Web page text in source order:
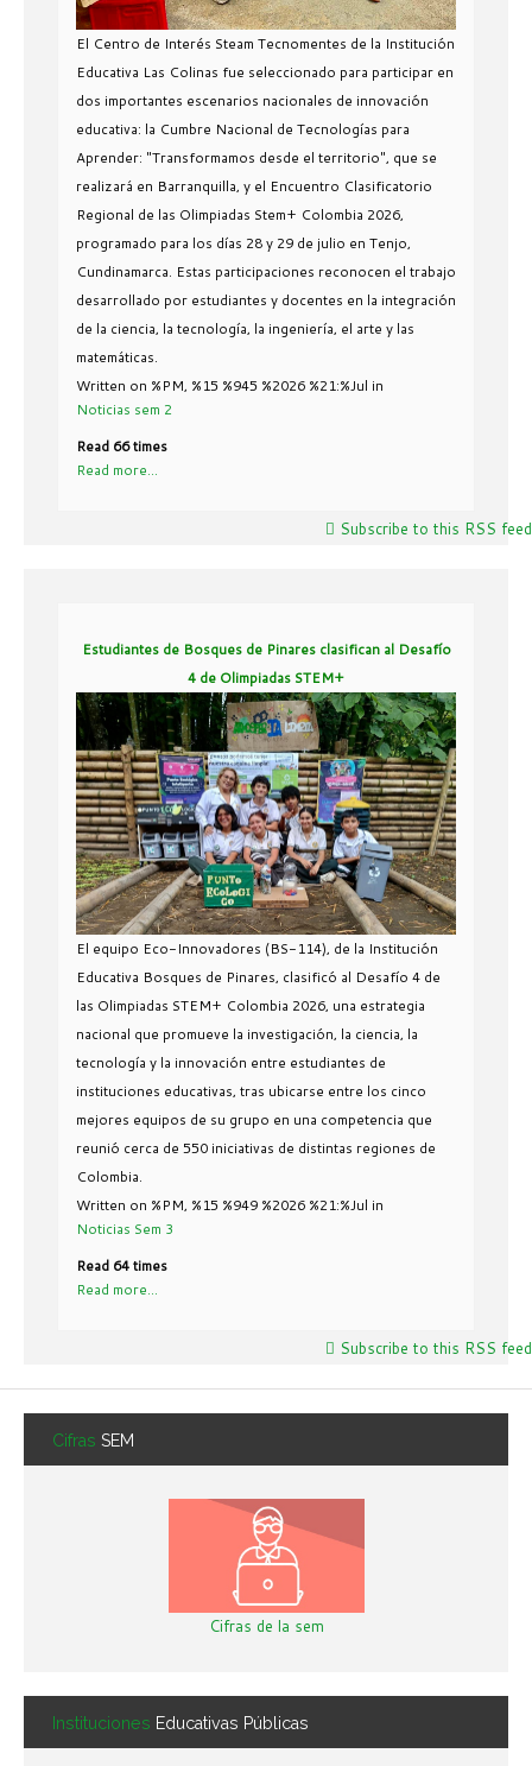
El Centro de Interés Steam Tecnomentes de la Institución
Educativa Las Colinas fue seleccionado para participar en
dos importantes escenarios nacionales de innovación
educativa: la Cumbre Nacional de Tecnologías para
Aprender: "Transformamos desde el territorio", que se
realizará en Barranquilla, y el Encuentro Clasificatorio
Regional de las Olimpiadas Stem+ Colombia 2026,
programado para los días 28 y 29 de julio en Tenjo,
Cundinamarca. Estas participaciones reconocen el trabajo
desarrollado por estudiantes y docentes en la integración
de la ciencia, la tecnología, la ingeniería, el arte y las
matemáticas.
Written on %PM, %15 %945 %2026 %21:%Jul in
Noticias sem 2
Read 66 times
Read more...
Subscribe to this RSS feed
Estudiantes de Bosques de Pinares clasifican al Desafío
4 de Olimpiadas STEM+
El equipo Eco-Innovadores (BS-114), de la Institución
Educativa Bosques de Pinares, clasificó al Desafío 4 de
las Olimpiadas STEM+ Colombia 2026, una estrategia
nacional que promueve la investigación, la ciencia, la
tecnología y la innovación entre estudiantes de
instituciones educativas, tras ubicarse entre los cinco
mejores equipos de su grupo en una competencia que
reunió cerca de 550 iniciativas de distintas regiones de
Colombia.
Written on %PM, %15 %949 %2026 %21:%Jul in
Noticias Sem 3
Read 64 times
Read more...
Subscribe to this RSS feed
Cifras SEM
Cifras de la sem
Instituciones Educativas Públicas